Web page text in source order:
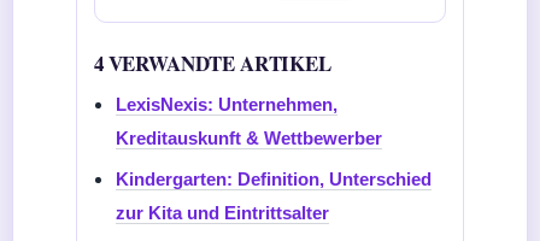
4 VERWANDTE ARTIKEL
LexisNexis: Unternehmen,
Kreditauskunft & Wettbewerber
Kindergarten: Definition, Unterschied
zur Kita und Eintrittsalter